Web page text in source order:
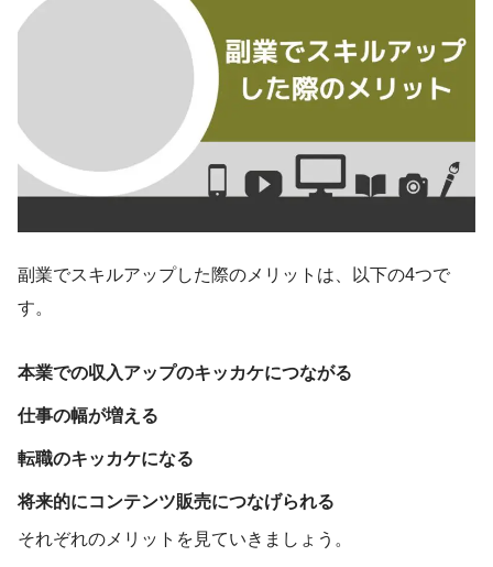
副業でスキルアップした際のメリットは、以下の4つで
す。
本業での収入アップのキッカケにつながる
仕事の幅が増える
転職のキッカケになる
将来的にコンテンツ販売につなげられる
それぞれのメリットを見ていきましょう。